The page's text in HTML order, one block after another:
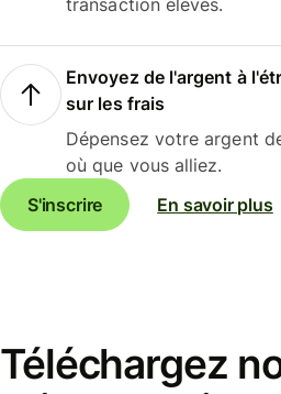
transaction élevés.
Envoyez de l'argent à
sur les frais
Dépensez votre argent
où que vous alliez.
S'inscrire
En savoir plus
Téléchargez